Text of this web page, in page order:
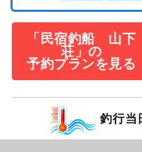
「民宿釣船 山下
荘」の
予約プランを見る
釣行当